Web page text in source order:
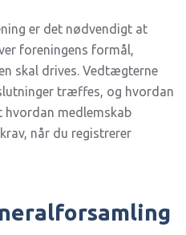
er det nødvendigt at
foreningens formål,
skal drives. Vedtægterne
træffes, og hvordan
hvordan medlemskab
når du registrerer